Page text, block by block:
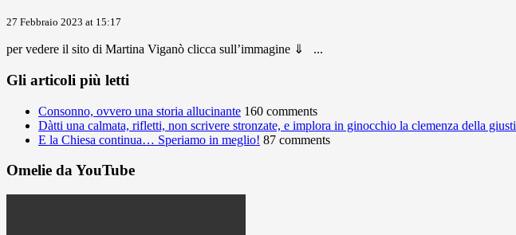
27 Febbraio 2023 at 15:17
per vedere il sito di Martina Viganò clicca sull’immagine ⇓ ...
Gli articoli più letti
Consonno, ovvero una storia allucinante 160 comments
Dàtti una calmata, rifletti, non scrivere stronzate, e implora in ginocchio la clemenza della
E la Chiesa continua… Speriamo in meglio! 87 comments
Omelie da YouTube